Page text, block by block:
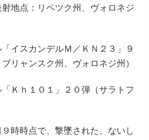
地点：リペツク州、ヴォロネジ
「イスカンデルＭ／ＫＮ２３」９
リャンスク州、ヴォロネジ州）
「Ｋｈ１０１」２０弾（サラトフ
時時点で、撃墜された、ないし